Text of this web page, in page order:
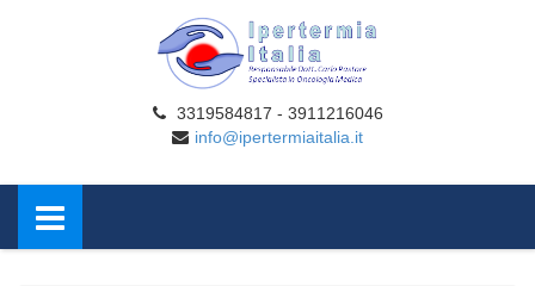
3319584817 - 3911216046
info@ipertermiaitalia.it